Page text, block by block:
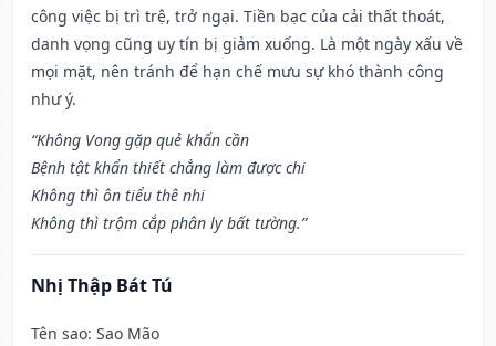
công việc bị trì trệ, trở ngại. Tiền bạc của cải thất thoát,
danh vọng cũng uy tín bị giảm xuống. Là một ngày xấu về
mọi mặt, nên tránh để hạn chế mưu sự khó thành công
như ý.
“Không Vong gặp quẻ khẩn cần
Bệnh tật khẩn thiết chẳng làm được chi
Không thì ôn tiểu thê nhi
Không thì trộm cắp phân ly bất tường.”
Nhị Thập Bát Tú
Tên sao: Sao Mão